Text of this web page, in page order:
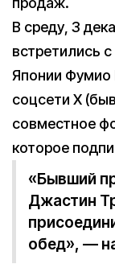
В среду, 3
встретились
Японии Фумио
соцсети X
совместное
которое
«Бывший
Джастин
обед», —